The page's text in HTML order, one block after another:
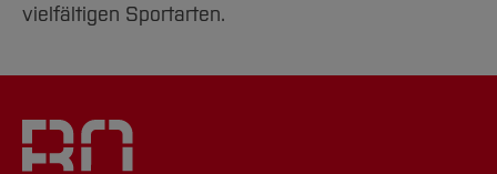
vielfältigen Sportarten.